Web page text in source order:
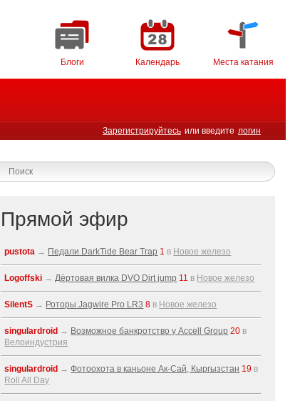
Блоги Календарь Места катания
Зарегистрируйтесь или введите логин
Прямой эфир
pustota → Педали DarkTide Bear Trap 1 в Новое железо
Logoffski →Дёртовая вилка DVO Dirt jump 11 в Новое железо
SilentS → Роторы Jagwire Pro LR3 8 в Новое железо
singulardroid → Возможное банкротство у Accell Group 20 в
Велоиндустрия
singulardroid →Фотоохота в каньоне Ак-Cай, Кыргызстан 19 в
Roll All Day